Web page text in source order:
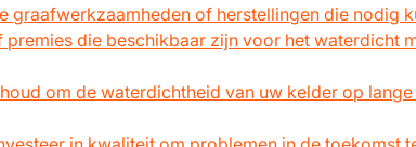
graafwerkzaamheden of herstellingen die nodig
die beschikbaar zijn voor het waterdicht
om de waterdichtheid van uw kelder op